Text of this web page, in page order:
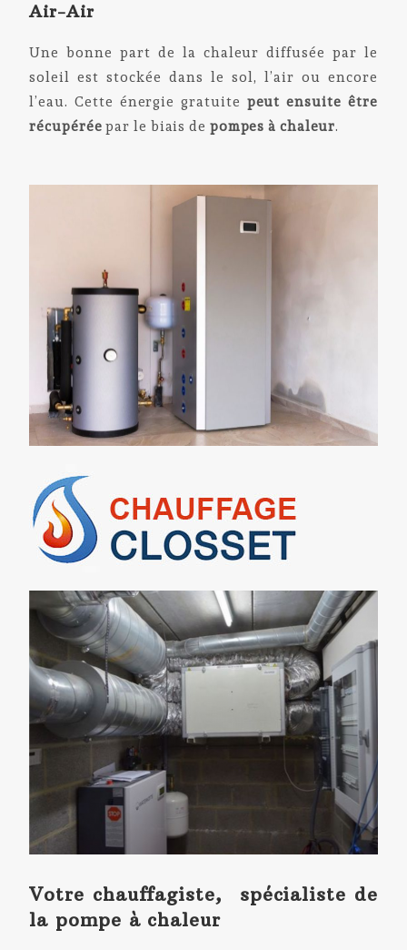
Air-Air
Une bonne part de la chaleur diffusée par le
soleil est stockée dans le sol, l’air ou encore
l’eau. Cette énergie gratuite peut ensuite être
récupérée par le biais de pompes à chaleur.
Votre chauffagiste, spécialiste de
la pompe à chaleur